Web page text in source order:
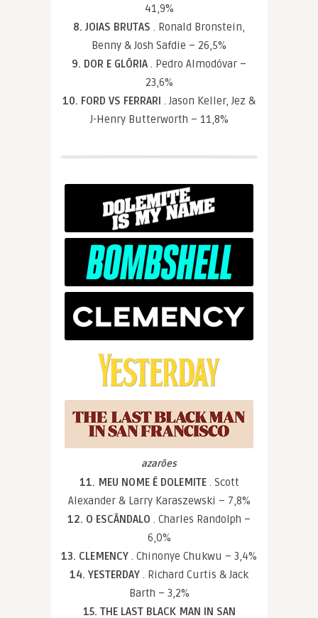
41,9%
8. JOIAS BRUTAS . Ronald Bronstein,
Benny & Josh Safdie – 26,5%
9. DOR E GLÓRIA . Pedro Almodóvar –
23,6%
10. FORD VS FERRARI . Jason Keller, Jez &
J-Henry Butterworth – 11,8%
azarões
11. MEU NOME É DOLEMITE . Scott
Alexander & Larry Karaszewski – 7,8%
12. O ESCÂNDALO . Charles Randolph –
6,0%
13. CLEMENCY . Chinonye Chukwu – 3,4%
14. YESTERDAY . Richard Curtis & Jack
Barth – 3,2%
15. THE LAST BLACK MAN IN SAN